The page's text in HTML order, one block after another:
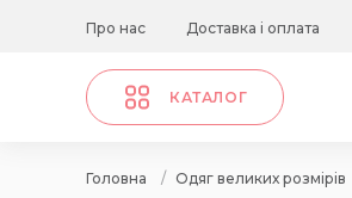
Про нас Доставка і оплата
КАТАЛОГ
Головна / Одяг великих розмірів